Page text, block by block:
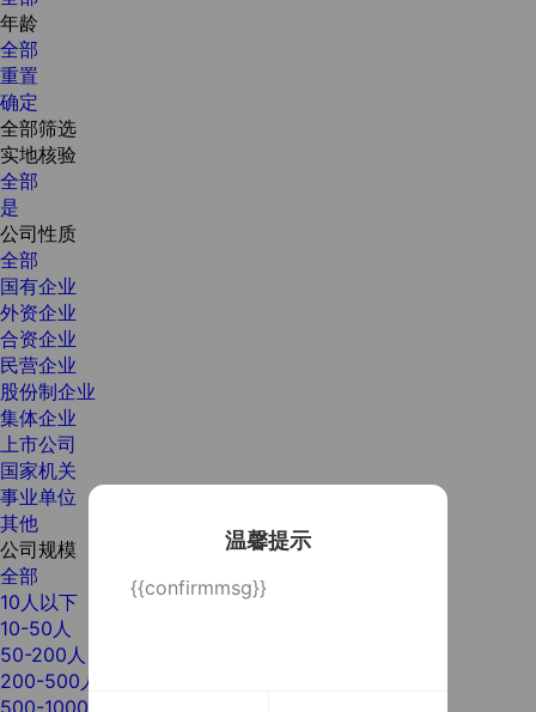
温馨提示
{{confirmmsg}}
年龄
全部
重置
确定
全部筛选
实地核验
全部
是
公司性质
全部
国有企业
外资企业
合资企业
民营企业
股份制企业
集体企业
上市公司
国家机关
事业单位
其他
公司规模
全部
10人以下
10-50人
50-200人
200-500人
500-1000人